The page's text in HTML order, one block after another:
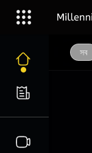
সব